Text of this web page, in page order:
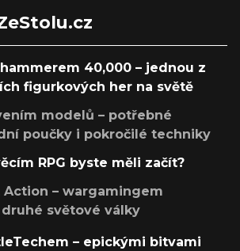
40,000 – jednou z
figurkových her na světě
modelů – potřebné
poučky i pokročilé techniky
RPG byste měli začít?
Action – wargamingem
světové války
– epickými bitvami